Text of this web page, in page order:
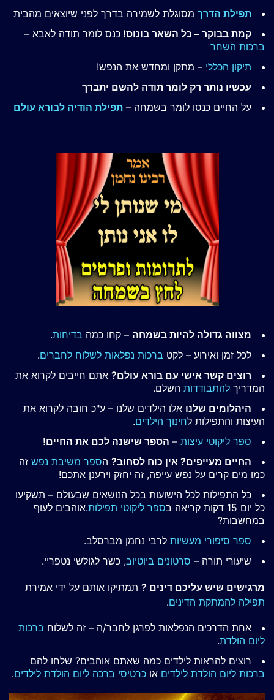
תפילת הדרך מסוגלת לשמירה בדרך לפני שיוצאים מהבית
קמת בבוקר – כל השאר בונוס! כנס לומר תודה לאבא –
ברכות השחר
תיקון הכללי – מתקן ומחדש את הנפש!
עכשיו נותר רק לומר תודה להשם יתברך
על החיים כנסו לומר בשמחה – תפילת הודיה לבורא עולם
מצווה גדולה להיות בשמחה – קחו כמה בדיחות.
לכל זמן ואירוע – לקט ברכות נפלאות לשלוח לחברים.
רוצים קשר אישי עם בורא עולם? אתם חייבים לקרוא את
המדריך להתבודדות השלם.
היהלומים שלנו אלו הילדים שלנו – ע"כ חובה לקרוא את
העיצות והתפילות לחינוך הילדים.
ספר ליקוטי עיצות – הספר שישנה לכם את החיים!
החיים מעייפים? אין כוח לסחוב? הספר משיבת נפש זה
כמו מים קרים על נפש עייפה, זה יחזק וירענן אתכם!
כל התפילות לכל הישועות בכל הנושאים שבעולם – תשקיעו
כל יום 15 דקות קריאה ב
ספר ליקוטי תפילות.אוהבים לעוף
במחשבות?
ספר סיפורי מעשיות לרבי נחמן מברסלב.
שיעורי תורה – סרטונים ביוטיוב, כשר לגולשי נטפריי.
מרגישים שיש עליכם דינים ? תמתיקו אותם על ידי אמירת
תפילה להמתקת הדינים.
אחת הדרכים הנפלאות לפרגן לחבר/ה – זה לשלוח ברכות
ליום הולדת.
רוצים להראות לילדים כמה שאתם אוהבים? שלחו להם
ברכות ליום הולדת לילדים או כרטיסי ברכה ליום הולדת לילדים.